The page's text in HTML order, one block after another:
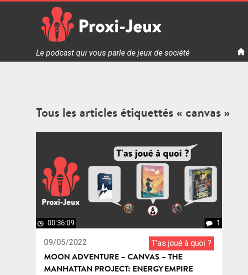
Proxi Jeux - Le podcast qui vous parle de jeux de société
Le podcast qui vous parle de jeux de société
Tous les articles étiquettés « canvas »
00:36:09 1
09/05/2022 T'as joué à quoi ?
MOON ADVENTURE – CANVAS – THE
MANHATTAN PROJECT: ENERGY EMPIRE